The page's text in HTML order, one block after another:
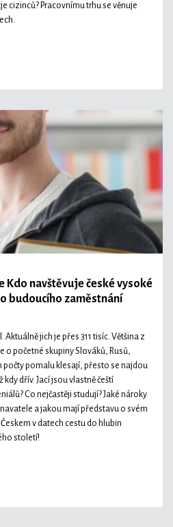
cizinců? Pracovnímu trhu se věnuje
Kdo navštěvuje české vysoké
budoucího zaměstnání
jich je přes 311 tisíc. Většina z
o početné skupiny Slováků, Rusů,
počty pomalu klesají, přesto se najdou
dřív. Jací jsou vlastně čeští
Co nejčastěji studují? Jaké nároky
a jakou mají představu o svém
v datech cestu do hlubin
století!